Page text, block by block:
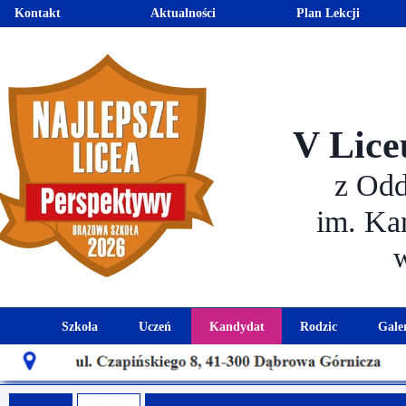
Rodzic
Harmonogram
Rada
Szkoła
Historia szkoły
Patron szkoły
Uczeń
Kalendarz roku szkolnego
Wymagania edukacyjne
Kandydat
Aktualności dla
Oferta edukacyjna
V
z
im.
Plan Lekcji
Aktualności
Kontakt